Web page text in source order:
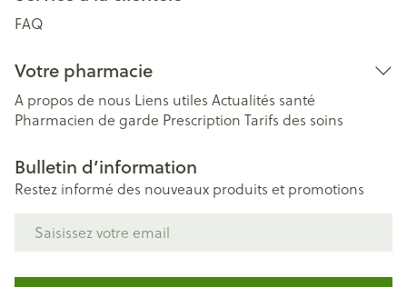
FAQ
Votre pharmacie
A propos de nous Liens utiles Actualités santé
Pharmacien de garde Prescription Tarifs des soins
Bulletin d’information
Restez informé des nouveaux produits et promotions